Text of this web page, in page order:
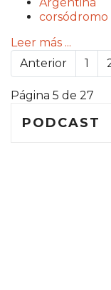
corsódromo
Leer más ...
Anterior
1
Página 5 de 27
PODCAST